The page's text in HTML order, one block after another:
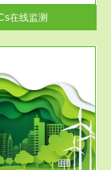
在线监测